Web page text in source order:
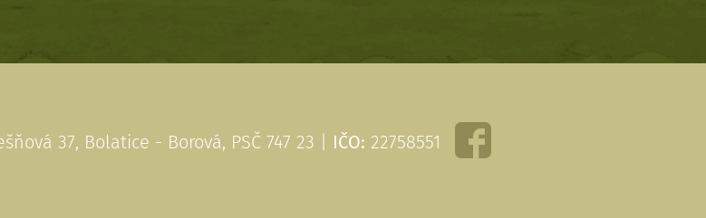
37, Bolatice - Borová, PSČ 747 23 | IČO: 22758551